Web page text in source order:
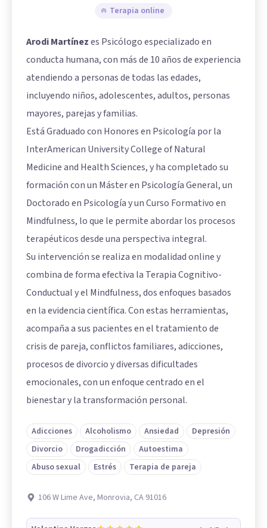
Terapia online
Arodi Martínezes Psicólogo especializado en
conducta humana, con más de 10 años de experiencia
atendiendo a personas de todas las edades,
incluyendo niños, adolescentes, adultos, personas
mayores, parejas y familias.
Está Graduado con Honores en Psicología por la
InterAmerican University College of Natural
Medicine and Health Sciences, y ha completado su
formación con un Máster en Psicología General, un
Doctorado en Psicología y un Curso Formativo en
Mindfulness, lo que le permite abordar los procesos
terapéuticos desde una perspectiva integral.
Su intervención se realiza en modalidad online y
combina de forma efectiva la Terapia Cognitivo-
Conductual y el Mindfulness, dos enfoques basados
en la evidencia científica. Con estas herramientas,
acompaña a sus pacientes en el tratamiento de
crisis de pareja, conflictos familiares, adicciones,
procesos de divorcio y diversas dificultades
emocionales, con un enfoque centrado en el
bienestar y la transformación personal.
Adicciones Alcoholismo Ansiedad
Depresión
Divorcio
Drogadicción
Autoestima
Abuso sexual
Estrés Terapia de pareja
106 W Lime Ave, Monrovia, CA 91016